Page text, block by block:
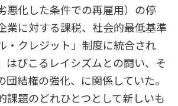
悪化した条件での再雇用）の停
業に対する課税、社会的最低基準
・クレジット」制度に統合され
はびこるレイシズムとの闘い、そ
団結権の強化、に関係していた。
題のどれひとつとして新しいも